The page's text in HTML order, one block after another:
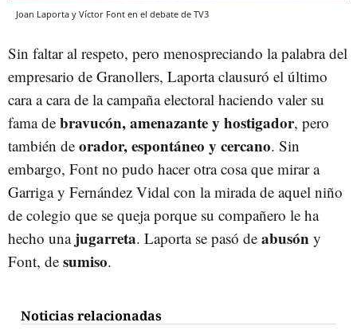
Joan Laporta y Víctor Font en el debate de TV3
Sin faltar al respeto, pero menospreciando la palabra del
empresario de Granollers, Laporta clausuró el último
cara a cara de la campaña electoral haciendo valer su
fama de bravucón, amenazante y hostigador, pero
también de orador, espontáneo y cercano. Sin
embargo, Font no pudo hacer otra cosa que mirar a
Garriga y Fernández Vidal con la mirada de aquel niño
de colegio que se queja porque su compañero le ha
hecho una jugarreta. Laporta se pasó de abusón y
Font, de sumiso.
Noticias relacionadas